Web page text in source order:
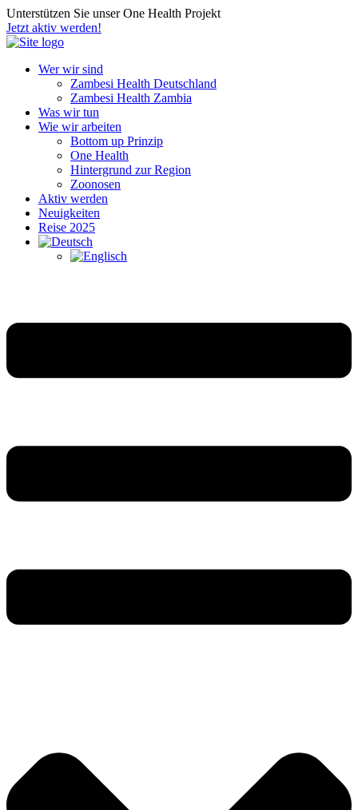
Unterstützen Sie unser One Health Projekt
Jetzt aktiv werden!
Wer wir sind
Zambesi Health Deutschland
Zambesi Health Zambia
Was wir tun
Wie wir arbeiten
Bottom up Prinzip
One Health
Hintergrund zur Region
Zoonosen
Aktiv werden
Neuigkeiten
Reise 2025